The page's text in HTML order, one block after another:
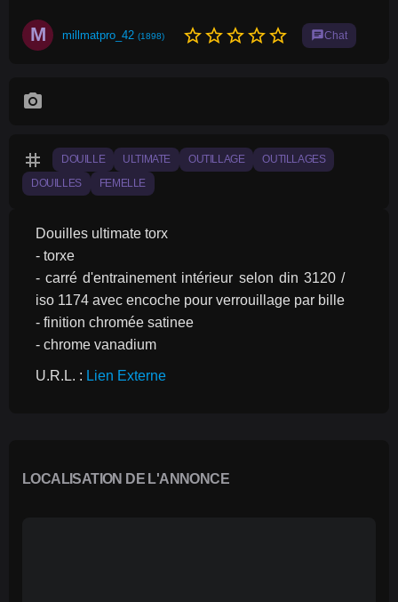
M millmatpro_42 (1898) star_borderstar_borderstar_borderstar_borderstar_border chatChat
photo_camera
tag DOUILLE ULTIMATE OUTILLAGE OUTILLAGES
DOUILLES FEMELLE
Douilles ultimate torx
- torxe
- carré d'entrainement intérieur selon din 3120 /
iso 1174 avec encoche pour verrouillage par bille
- finition chromée satinee
- chrome vanadium
U.R.L. : Lien Externe
LOCALISATION DE L'ANNONCE